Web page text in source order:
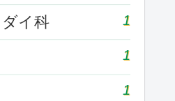
イ科 1
1
1